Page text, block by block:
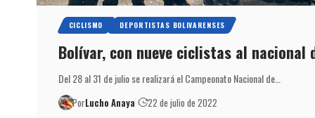
CICLISMO DEPORTISTAS BOLIVARENSES
Bolívar, con nueve ciclistas al nacional
Del 28 al 31 de julio se realizará el Campeonato Nacional de…
PorLucho Anaya 22 de julio de 2022